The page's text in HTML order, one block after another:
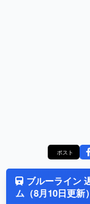
ポスト
ブルーライン
ム（8月10日更新）